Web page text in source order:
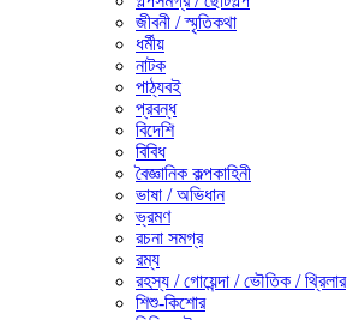
জীবনী / স্মৃতিকথা
ধর্মীয়
নাটক
পাঠ্যবই
প্রবন্ধ
বিদেশি
বিবিধ
বৈজ্ঞানিক কল্পকাহিনী
ভাষা / অভিধান
ভ্রমণ
রচনা সমগ্র
রম্য
রহস্য / গোয়েন্দা / ভৌতিক / থ্রিলার
শিশু-কিশোর